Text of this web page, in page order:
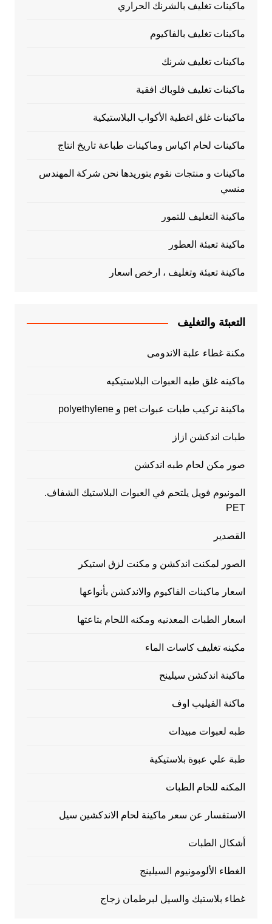
ماكينات تغليف بالشرنك الحراري
ماكينات تغليف بالفاكيوم
ماكينات تغليف شرنك
ماكينات تغليف فلوباك افقية
ماكينات غلق اغطية الأكواب البلاستيكية
ماكينات لحام اكياس وماكينات طباعة تاريخ انتاج
ماكينات و منتجات نقوم بتوريدها نحن شركة المهندس
منسي
ماكينة التغليف للتمور
ماكينة تعبئة العطور
ماكينة تعبئة وتغليف ، ارخص اسعار
التعبئة والتغليف
مكنة غطاء علبة الاندومى
ماكينه غلق طبه العبوات البلاستيكيه
ماكينة تركيب طبات عبوات pet و polyethylene
طبات اندكشن ازاز
صور مكن لحام طبه اندكشن
المونيوم فويل يلتحم في العبوات البلاستيك الشفاف.
PET
القصدير
الصور لمكنت اندكشن و مكنت لزق استيكر
اسعار ماكينات الفاكيوم والاندكشن بأنواعها
اسعار الطبات المعدنيه ومكنه اللحام بتاعتها
مكينه تغليف كاسات الماء
ماكينة اندكشن سيلينح
ماكنة الفيليب اوف
طبه لعبوات مبيدات
طبة علي عبوة بلاستيكية
المكنه للحام الطبات
الاستفسار عن سعر ماكينة لحام الاندكشين سيل
أشكال الطبات
الغطاء الألومونيوم السيلينج
غطاء بلاستيك والسيل لبرطمان زجاج